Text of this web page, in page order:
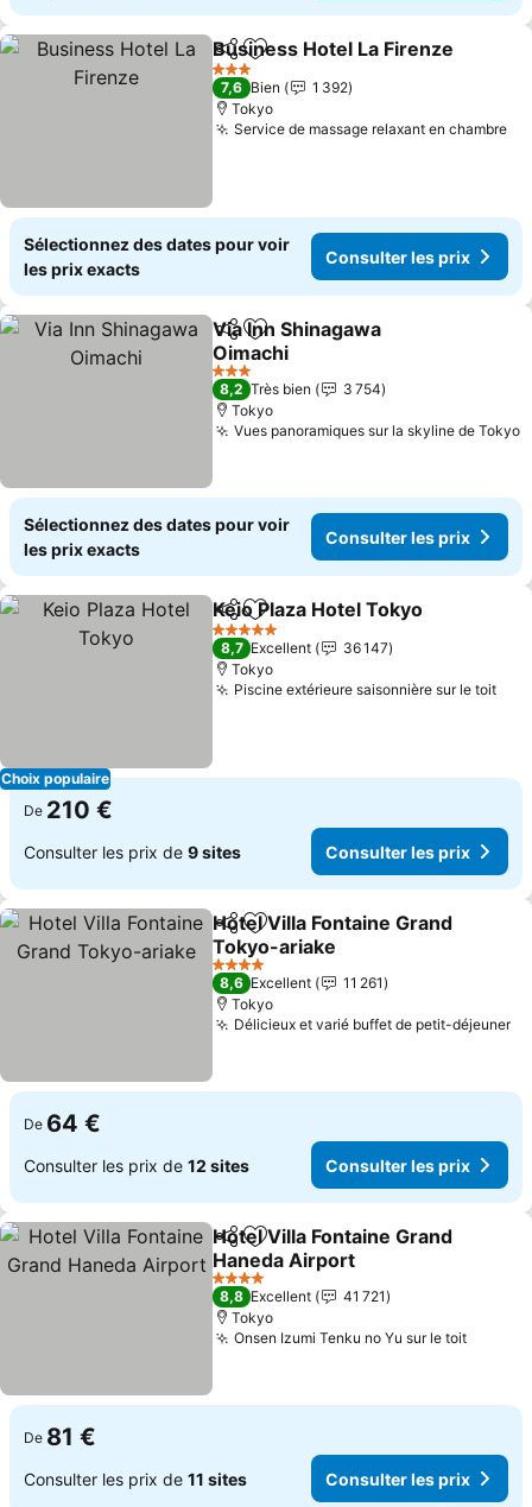
PartagerAjouter à mes favoris
Business Hotel La Firenze
3 Étoiles
7,6 Bien
1 392
Tokyo
Service de massage relaxant en chambre
Sélectionnez des dates pour voir
les prix exacts
Consulter les prix
PartagerAjouter à mes favoris
Via Inn Shinagawa
Oimachi
Consulter les prix
3 Étoiles
8,2 Très bien
3 754
Tokyo
Vues panoramiques sur la skyline de Tokyo
Sélectionnez des dates pour voir
les prix exacts
Consulter les prix
Choix populaire
PartagerAjouter à mes favoris
Keio Plaza Hotel Tokyo
5 Étoiles
8,7 Excellent
36 147
Tokyo
Piscine extérieure saisonnière sur le toit
De 210 €
Consulter les prix de 9 sites Consulter les prix
PartagerAjouter à mes favoris
Hotel Villa Fontaine Grand
Tokyo-ariake
Consulter les prix
4 Étoiles
8,6 Excellent
11 261
Tokyo
Délicieux et varié buffet de petit-déjeuner
De 64 €
Consulter les prix de 12 sites Consulter les prix
PartagerAjouter à mes favoris
Hotel Villa Fontaine Grand
Haneda Airport
Consulter les prix
4 Étoiles
8,8 Excellent
41 721
Tokyo
Onsen Izumi Tenku no Yu sur le toit
De 81 €
Consulter les prix de 11 sites Consulter les prix